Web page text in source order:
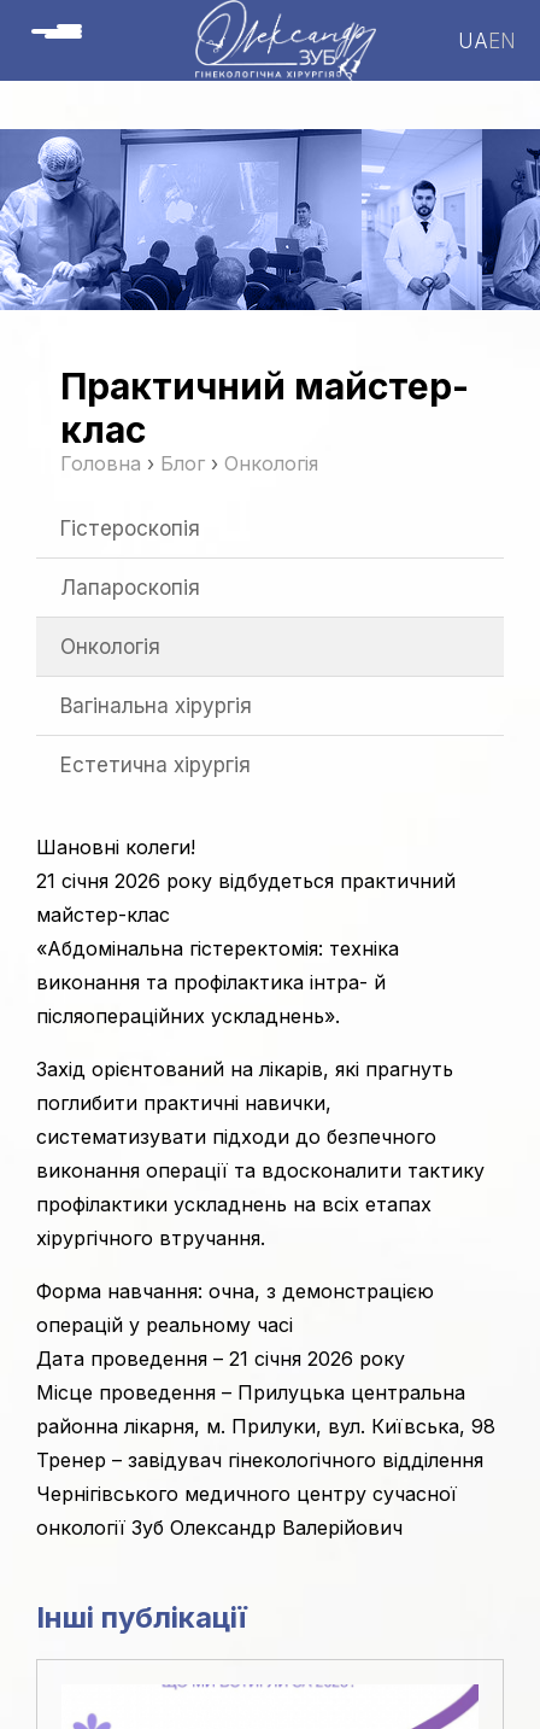
UAEN
Практичний майстер-
клас
Головна › Блог › Онкологія
Гістероскопія
Лапароскопія
Онкологія
Вагінальна хірургія
Естетична хірургія
Шановні колеги!
21 січня 2026 року відбудеться практичний
майстер-клас
«Абдомінальна гістеректомія: техніка
виконання та профілактика інтра- й
післяопераційних ускладнень».
Захід орієнтований на лікарів, які прагнуть
поглибити практичні навички,
систематизувати підходи до безпечного
виконання операції та вдосконалити тактику
профілактики ускладнень на всіх етапах
хірургічного втручання.
Форма навчання: очна, з демонстрацією
операцій у реальному часі
Дата проведення – 21 січня 2026 року
Місце проведення – Прилуцька центральна
районна лікарня, м. Прилуки, вул. Київська, 98
Тренер – завідувач гінекологічного відділення
Чернігівського медичного центру сучасної
онкології Зуб Олександр Валерійович
Інші публікації